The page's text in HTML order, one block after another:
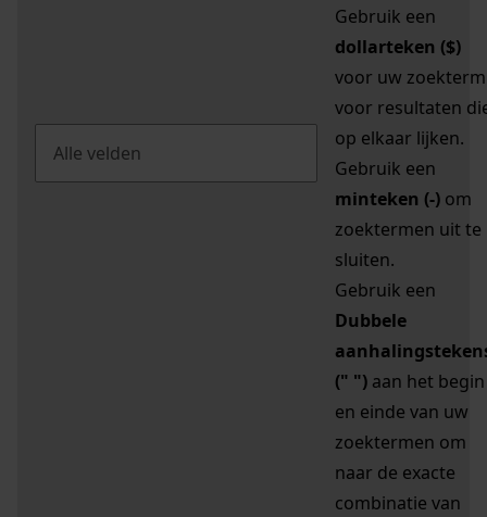
Gebruik een
dollarteken ($)
voor uw zoekterm
voor resultaten
op elkaar lijken.
Gebruik een
minteken (-) om
zoektermen uit te
sluiten.
Gebruik een
Dubbele
(" ") aan het begin
en einde van uw
zoektermen om
naar de exacte
combinatie van